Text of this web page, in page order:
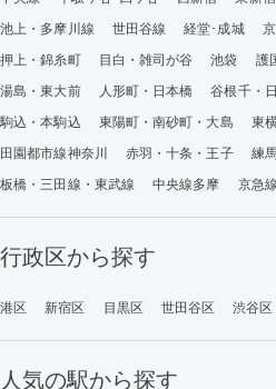
池上・多摩川線
世田谷線 経堂･成城
押上・錦糸町
目白・雑司が谷 池袋 護
湯島・東大前
人形町・日本橋 谷根千・
駒込・本駒込
東陽町・南砂町・大島 東
田園都市線神奈川
赤羽・十条・王子
練
板橋・三田線・東武線
中央線多摩 京急線
行政区から探す
港区 新宿区 目黒区 世田谷区 渋谷区
人気の駅から探す